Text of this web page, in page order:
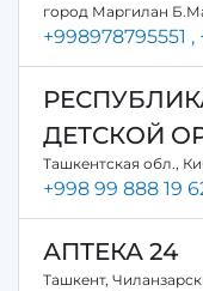
город Маргилан
+998978795551 ,
ДЕТСКОЙ
Ташкентская обл.,
+998 99 888 19
АПТЕКА 24
Ташкент,